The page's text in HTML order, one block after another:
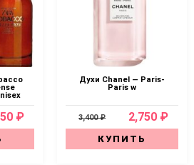
₽
Духи Chanel — Paris-
Paris w
3,400 ₽ 2,750 ₽
КУПИТЬ